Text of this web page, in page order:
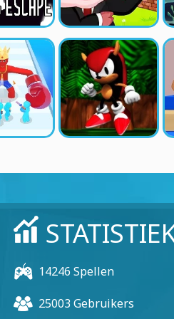
14246 Spellen
25003 Gebruikers